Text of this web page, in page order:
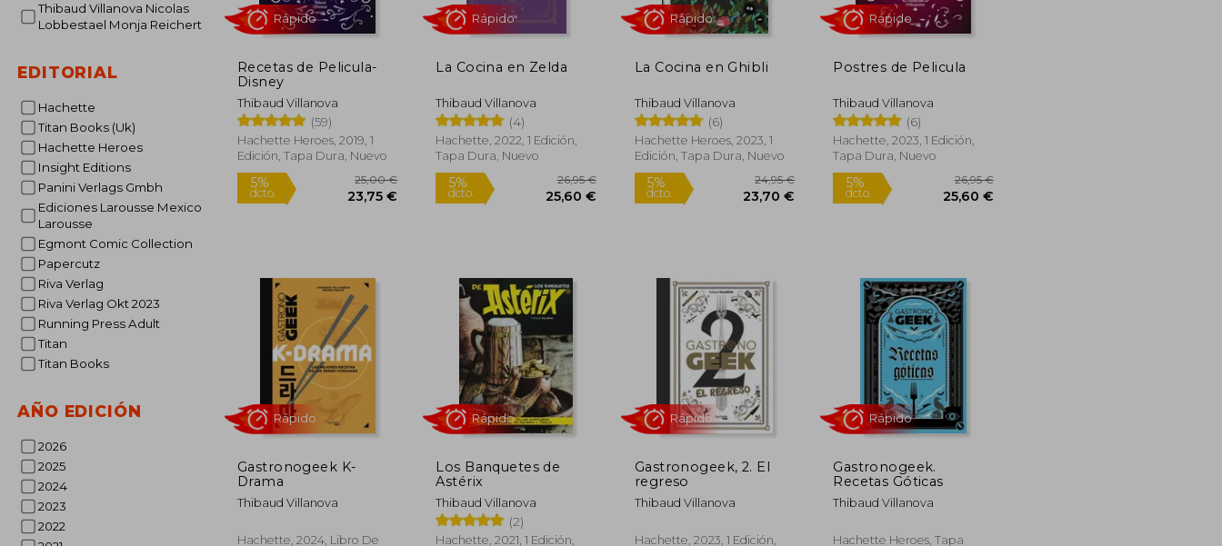
Thibaud Villanova Nicolas
Lobbestael Monja Reichert
EDITORIAL
Hachette
Titan Books (Uk)
Hachette Heroes
Insight Editions
Panini Verlags Gmbh
Ediciones Larousse Mexico
Larousse
Egmont Comic Collection
Papercutz
Riva Verlag
Riva Verlag Okt 2023
Running Press Adult
Titan
Titan Books
AÑO EDICIÓN
2026
2025
2024
2023
2022
Recetas de Pelicula-
Disney
Thibaud Villanova
(59)
Hachette Heroes, 2019, 1
Edición, Tapa Dura, Nuevo
5%
dcto.
Rápido
La Cocina en Zelda
Thibaud Villanova
(4)
Hachette, 2022, 1 Edición,
Tapa Dura, Nuevo
5%
dcto.
26,95 €
Rápido
La Cocina en Ghibli
Thibaud Villanova
(6)
Hachette Heroes, 2023, 1
Edición, Tapa Dura, Nuevo
5%
dcto.
24,95 €
23,70 €
Postres de Pelicula
Thibaud Villanova
(6)
Hachette, 2023, 1 Edición,
Tapa Dura, Nuevo
5%
dcto.
Gastronogeek K-
Drama
Thibaud Villanova
Hachette, 2024, Libro De
Rápido
Los Banquetes de
Astérix
Thibaud Villanova
(2)
Hachette, 2021, 1 Edición,
Rápido
Gastronogeek, 2. El
regreso
Thibaud Villanova
Hachette, 2023, 1 Edición,
Rápido
Gastronogeek.
Recetas Góticas
Thibaud Villanova
Hachette Heroes, Tapa